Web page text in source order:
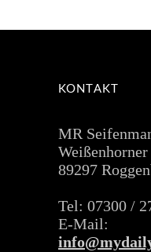
KONTAKT
MR
Weißenhorner
89297
Tel: 07300 /
E-Mail: